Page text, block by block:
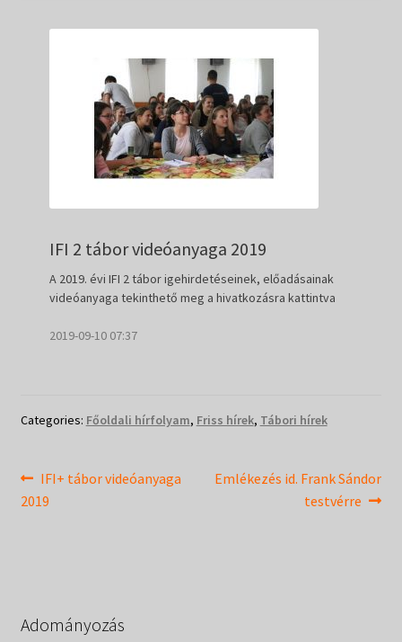
IFI 2 tábor videóanyaga 2019
A 2019. évi IFI 2 tábor igehirdetéseinek, előadásainak
videóanyaga tekinthető meg a hivatkozásra kattintva
2019-09-10 07:37
Categories: Főoldali hírfolyam, Friss hírek, Tábori hírek
Bejegyzés
navigáció
Previous
post:
IFI+ tábor videóanyaga
2019
Next
Emlékezés id. Frank Sándor
testvérre
Adományozás